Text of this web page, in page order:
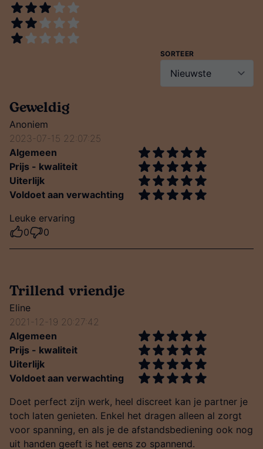
SORTEER
Geweldig
Anoniem
2023-07-15 22:07:25
Algemeen
Prijs - kwaliteit
Uiterlijk
Voldoet aan verwachting
Leuke ervaring
0
0
Trillend vriendje
Eline
2021-12-19 20:27:42
Algemeen
Prijs - kwaliteit
Uiterlijk
Voldoet aan verwachting
Doet perfect zijn werk, heel discreet kan je partner je
toch laten genieten. Enkel het dragen alleen al zorgt
voor spanning, en als je de afstandsbediening ook nog
uit handen geeft is het eens zo spannend.